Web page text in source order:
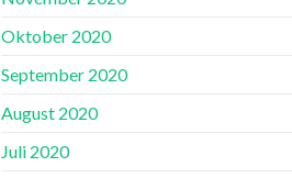
Oktober 2020
September 2020
August 2020
Juli 2020